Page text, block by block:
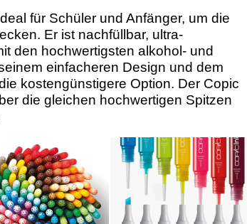
für Schüler und Anfänger, um die
Er ist nachfüllbar, ultra-
den hochwertigsten alkohol- und
einfacheren Design und dem
kostengünstigere Option. Der Copic
die gleichen hochwertigen Spitzen